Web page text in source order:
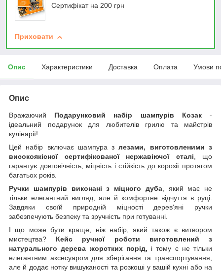
Сертифікат на 200 грн
Приховати
Опис Характеристики Доставка Оплата Умови
Опис
Вражаючий Подарунковий набір шампурів Козак-
ідеальний подарунок для любителів грилю та майстрів
кулінарії!
Цей набір включає шампура злезами, виготовленими з
високоякісної сертифікованої нержавіючої сталі, що
гарантує довговічність, міцність і стійкість до корозії протягом
багатьох років.
Ручки шампурів виконані з міцного дуба, який має не
тільки елегантний вигляд, але й комфортне відчуття в руці.
Завдяки своїй природній міцності дерев'яні ручки
забезпечують безпеку та зручність при готуванні.
І що може бути краще, ніж набір, який також є витвором
мистецтва? Кейс ручної роботи виготовлений з
натурального дерева жорстких порід, і тому є не тільки
елегантним аксесуаром для зберігання та транспортування,
але й додає нотку вишуканості та розкоші у вашій кухні або на